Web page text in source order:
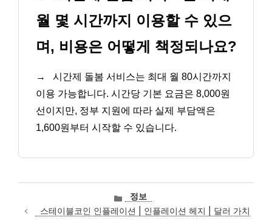
월 몇 시간까지 이용할 수 있으
며, 비용은 어떻게 책정되나요?
→
시간제 돌봄 서비스는 최대 월 80시간까지
이용 가능합니다. 시간당 기본 요금은 8,000원
선이지만, 정부 지원에 따라 실제 부담액은
1,600원부터 시작할 수 있습니다.
카
테
정보
스테이블코인 인플레이션 | 인플레이션 헤지 | 달러 가치